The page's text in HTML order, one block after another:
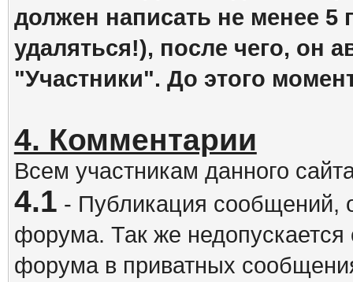
должен написать не менее
удаляться!), после чего, он
"Участники". До этого
4. Комментарии
Всем участникам данного
4.1 - Публикация сообщений,
форума. Так же недопускается
форума в приватных